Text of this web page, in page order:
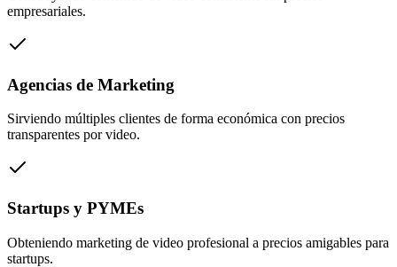
empresariales.
Agencias de Marketing
Sirviendo múltiples clientes de forma económica con precios
transparentes por video.
Startups y PYMEs
Obteniendo marketing de video profesional a precios amigables para
startups.